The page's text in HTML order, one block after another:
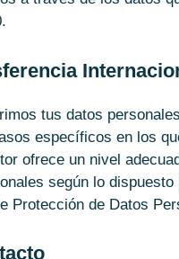
tus datos
específicos en los
ofrece un nivel
según lo
Protección de Datos